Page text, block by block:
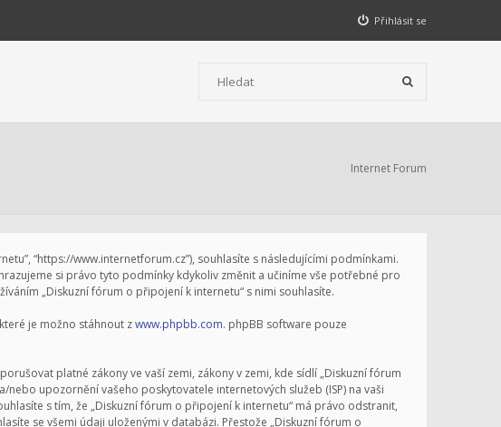
Přihlásit se
Internet Forum
“https://www.internetforum.cz”), souhlasíte s následujícími podmínkami.
si právo tyto podmínky kdykoliv změnit a učiníme vše potřebné pro
„Diskuzní fórum o připojení k internetu“ s nimi souhlasíte.
je možno stáhnout zwww.phpbb.com. phpBB software pouze
platné zákony ve vaší zemi, zákony v zemi, kde sídlí „Diskuzní fórum
upozornění vašeho poskytovatele internetových služeb (ISP) na vaši
s tím, že „Diskuzní fórum o připojení k internetu“ má právo odstranit,
se všemi údaji uloženými v databázi. Přestože „Diskuzní fórum o